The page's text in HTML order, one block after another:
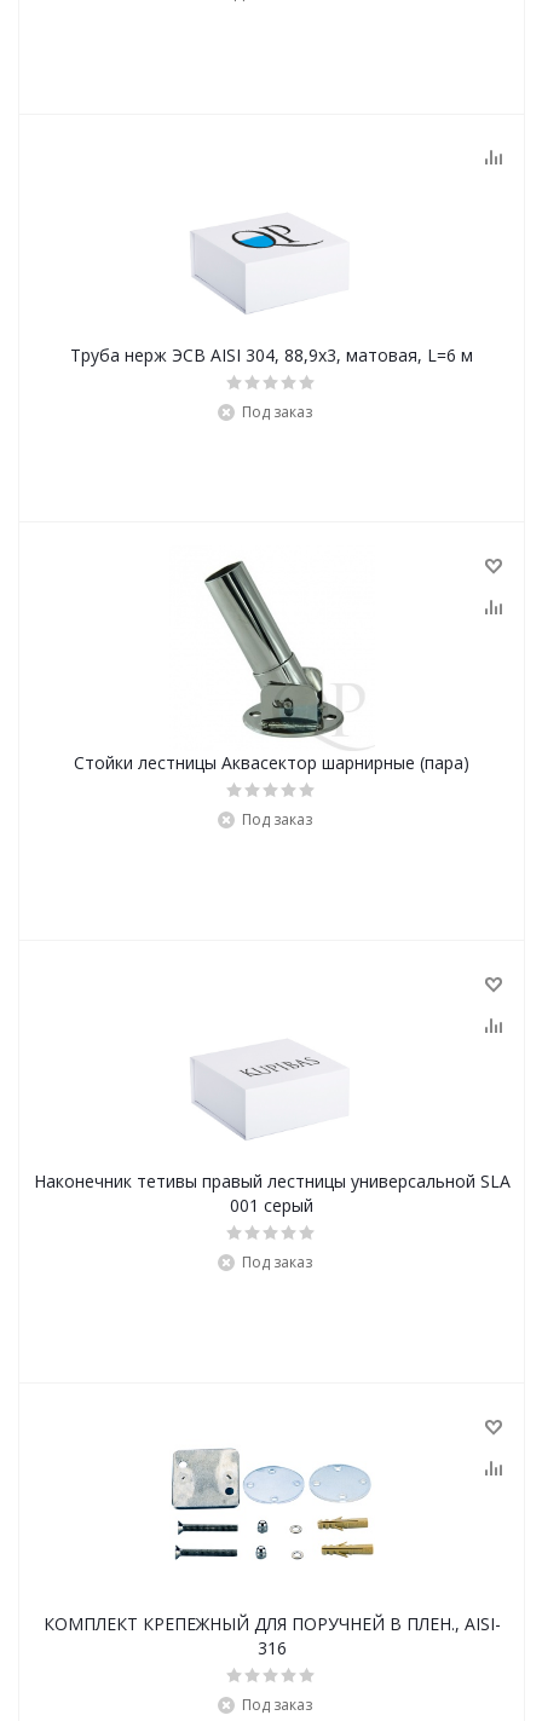
Труба нерж ЭСВ AISI 304, 88,9х3, матовая, L=6 м
Под заказ
Стойки лестницы Аквасектор шарнирные (пара)
Под заказ
Наконечник тетивы правый лестницы универсальной SLA
001 серый
Под заказ
КОМПЛЕКТ КРЕПЕЖНЫЙ ДЛЯ ПОРУЧНЕЙ В ПЛЕН., AISI-
316
Под заказ